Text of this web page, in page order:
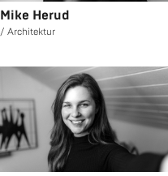
Mike Herud
Ar­chi­tek­tur